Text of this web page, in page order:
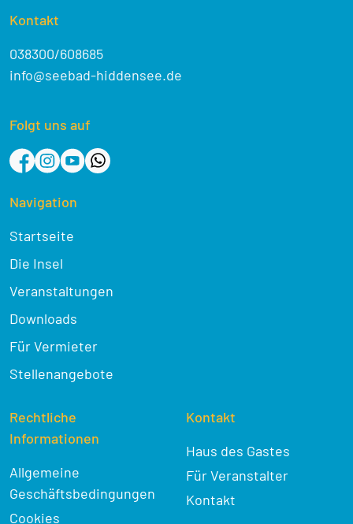
Kontakt
038300/608685
info@seebad-hiddensee.de
Folgt uns auf
Navigation
Startseite
Die Insel
Veranstaltungen
Downloads
Für Vermieter
Stellenangebote
Rechtliche
Informationen
Allgemeine
Geschäftsbedingungen
Cookies
Kontakt
Haus des Gastes
Für Veranstalter
Kontakt